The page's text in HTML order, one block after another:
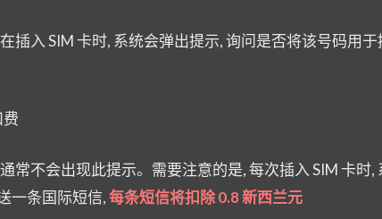
插入 SIM 卡时, 系统会弹出提示, 询问是否将该号码用于
费
常不会出现此提示。需要注意的是, 每次插入 SIM 卡时,
一条国际短信,每条短信将扣除 0.8 新西兰元